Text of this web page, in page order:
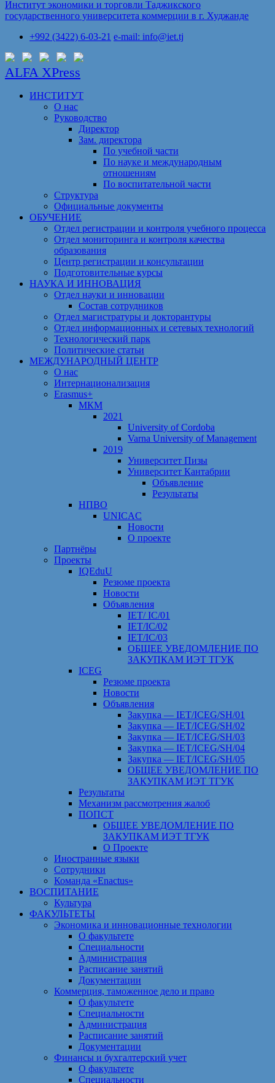
Институт экономики и торговли Таджикского
государственного университета коммерции в г. Худжанде
+992 (3422) 6-03-21 e-mail: info@iet.tj
ALFA XPress
ИНСТИТУТ
О нас
Руководство
Директор
Зам. директора
По учебной части
По науке и международным
отношениям
По воспитательной части
Структура
Официальные документы
ОБУЧЕНИЕ
Отдел регистрации и контроля учебного процесса
Отдел мониторинга и контроля качества
образования
Центр регистрации и консультации
Подготовительные курсы
НАУКА И ИННОВАЦИЯ
Отдел науки и инновации
Состав сотрудников
Отдел магистратуры и докторантуры
Отдел информационных и сетевых технологий
Технологический парк
Политические статьи
МЕЖДУНАРОДНЫЙ ЦЕНТР
О нас
Интернационализация
Erasmus+
МКМ
2021
University of Cordoba
Varna University of Management
2019
Университет Пизы
Университет Кантабрии
Объявление
Результаты
НПВО
UNICAC
Новости
О проекте
Партнёры
Проекты
IQEduU
Резюме проекта
Новости
Объявления
IET/ IC/01
IET/IC/02
IET/IC/03
ОБЩЕЕ УВЕДОМЛЕНИЕ ПО
ЗАКУПКАМ ИЭТ ТГУК
ICEG
Резюме проекта
Новости
Объявления
Закупка — IET/ICEG/SH/01
Закупка — IET/ICEG/SH/02
Закупка — IET/ICEG/SH/03
Закупка — IET/ICEG/SH/04
Закупка — IET/ICEG/SH/05
ОБЩЕЕ УВЕДОМЛЕНИЕ ПО
ЗАКУПКАМ ИЭТ ТГУК
Результаты
Механизм рассмотрения жалоб
ПОПСТ
ОБЩЕЕ УВЕДОМЛЕНИЕ ПО
ЗАКУПКАМ ИЭТ ТГУК
О Проекте
Иностранные языки
Сотрудники
Команда «Enactus»
ВОСПИТАНИЕ
Культура
ФАКУЛЬТЕТЫ
Экономика и инновационные технологии
О факультете
Специальности
Администрация
Расписание занятий
Документации
Коммерция, таможенное дело и право
О факультете
Специальности
Администрация
Расписание занятий
Документации
Финансы и бухгалтерский учет
О факультете
Специальности